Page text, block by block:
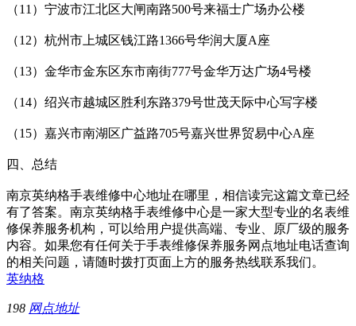
（11）宁波市江北区大闸南路500号来福士广场办公楼
（12）杭州市上城区钱江路1366号华润大厦A座
（13）金华市金东区东市南街777号金华万达广场4号楼
（14）绍兴市越城区胜利东路379号世茂天际中心写字楼
（15）嘉兴市南湖区广益路705号嘉兴世界贸易中心A座
四、总结
南京英纳格手表维修中心地址在哪里，相信读完这篇文章已经
有了答案。南京英纳格手表维修中心是一家大型专业的名表维
修保养服务机构，可以给用户提供高端、专业、原厂级的服务
内容。如果您有任何关于手表维修保养服务网点地址电话查询
的相关问题，请随时拨打页面上方的服务热线联系我们。
英纳格
198 网点地址